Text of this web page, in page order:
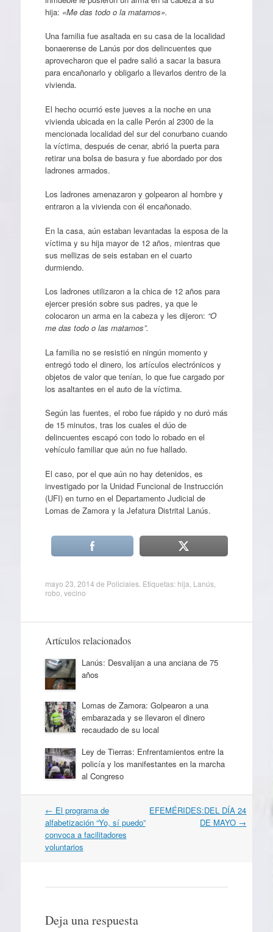
hija: «Me das todo o la matamos».
Una familia fue asaltada en su casa de la localidad
bonaerense de Lanús por dos delincuentes que
aprovecharon que el padre salió a sacar la basura
para encañonarlo y obligarlo a llevarlos dentro de la
vivienda.
El hecho ocurrió este jueves a la noche en una
vivienda ubicada en la calle Perón al 2300 de la
mencionada localidad del sur del conurbano cuando
la víctima, después de cenar, abrió la puerta para
retirar una bolsa de basura y fue abordado por dos
ladrones armados.
Los ladrones amenazaron y golpearon al hombre y
entraron a la vivienda con él encañonado.
En la casa, aún estaban levantadas la esposa de la
víctima y su hija mayor de 12 años, mientras que
sus mellizas de seis estaban en el cuarto
durmiendo.
Los ladrones utilizaron a la chica de 12 años para
ejercer presión sobre sus padres, ya que le
colocaron un arma en la cabeza y les dijeron: “O
me das todo o las matamos”.
La familia no se resistió en ningún momento y
entregó todo el dinero, los artículos electrónicos y
objetos de valor que tenían, lo que fue cargado por
los asaltantes en el auto de la víctima.
Según las fuentes, el robo fue rápido y no duró más
de 15 minutos, tras los cuales el dúo de
delincuentes escapó con todo lo robado en el
vehículo familiar que aún no fue hallado.
El caso, por el que aún no hay detenidos, es
investigado por la Unidad Funcional de Instrucción
(UFI) en turno en el Departamento Judicial de
Lomas de Zamora y la Jefatura Distrital Lanús.
mayo 23, 2014 de Policiales. Etiquetas: hija Lanús,
robo vecino
Artículos relacionados
Lanús: Desvalijan a una anciana de 75
años
Lomas de Zamora: Golpearon a una
embarazada y se llevaron el dinero
recaudado de su local
Ley de Tierras: Enfrentamientos entre la
policía y los manifestantes en la marcha
al Congreso
Navegación
por
artículos
← El programa de
alfabetización “Yo, sí puedo”
convoca a facilitadores
voluntarios
EFEMÉRIDES:DEL DÍA 24
DE MAYO →
Deja una respuesta